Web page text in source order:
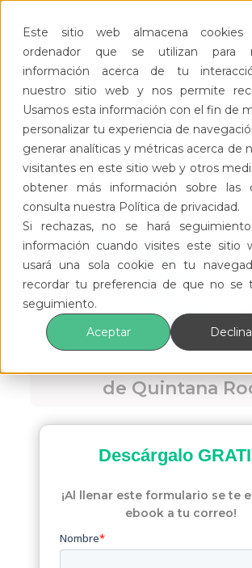
Este sitio web almacena
ordenador que se utilizan para
información acerca de tu
nuestro sitio web y nos permite
Usamos esta información con el fin de
personalizar tu experiencia de
generar analíticas y métricas acerca de
visitantes en este sitio web y otros
obtener más información sobre las
consulta nuestra Política de privacidad.
Si rechazas, no se hará
información cuando visites este sitio
usará una sola cookie en tu
recordar tu preferencia de que no se
seguimiento.
Aceptar
Ley de
condominio del
de Quintana
Descárgalo
¡Al llenar este formulario se te
ebook a tu correo!